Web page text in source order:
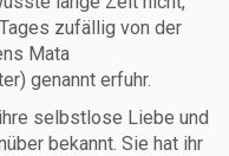
zufällig von der
Mata
genannt erfuhr.
selbstlose Liebe und
bekannt. Sie hat ihr